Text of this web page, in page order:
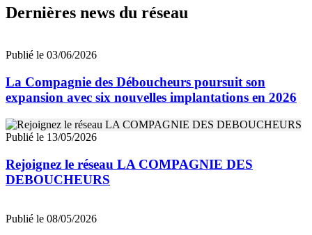
Dernières news du réseau
Publié le 03/06/2026
La Compagnie des Déboucheurs poursuit son
expansion avec six nouvelles implantations en 2026
Publié le 13/05/2026
Rejoignez le réseau LA COMPAGNIE DES
DEBOUCHEURS
Publié le 08/05/2026